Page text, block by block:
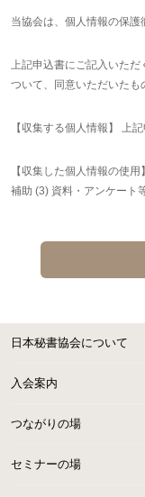
当協会は、個人情報の保護
上記申込書にご記入いた
ついて、同意いただいたも
【収集する個人情報】 上
【収集した個人情報の使
補助 (3) 資料・アンケート
日本秘書協会について
入会案内
つながりの場
セミナーの場